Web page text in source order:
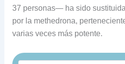
37 personas— ha sido
por la methedrona,
varias veces más potente.